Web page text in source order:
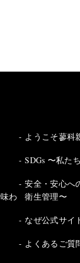
わ
ようこそ蓼科
SDGs 〜私た
安全・安心へ
衛生管理〜
なぜ公式サイ
よくあるご質